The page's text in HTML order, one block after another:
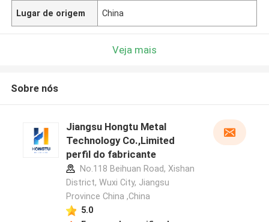
Lugar de origem China
Veja mais
Sobre nós
Jiangsu Hongtu Metal
Technology Co.,Limited
perfil do fabricante
No.118 Beihuan Road, Xishan
District, Wuxi City, Jiangsu
Province China ,China
5.0